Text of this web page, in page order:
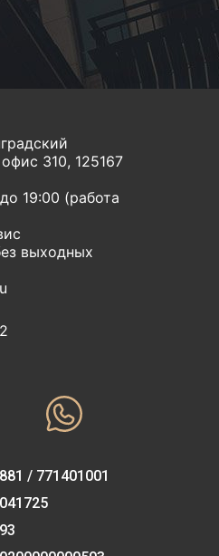
310, 125167
19:00 (работа
выходных
/ 771401001